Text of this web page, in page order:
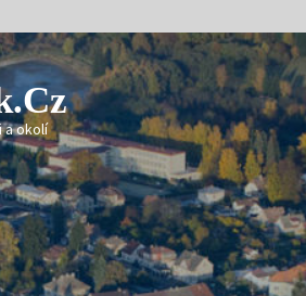
a okolí